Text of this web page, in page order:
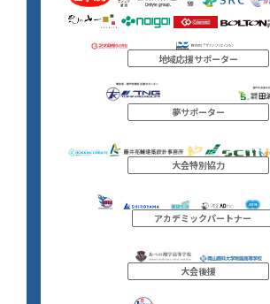
地域応援サポーター
夢サポーター
大会特別協力
アカデミックパートナー
大会後援